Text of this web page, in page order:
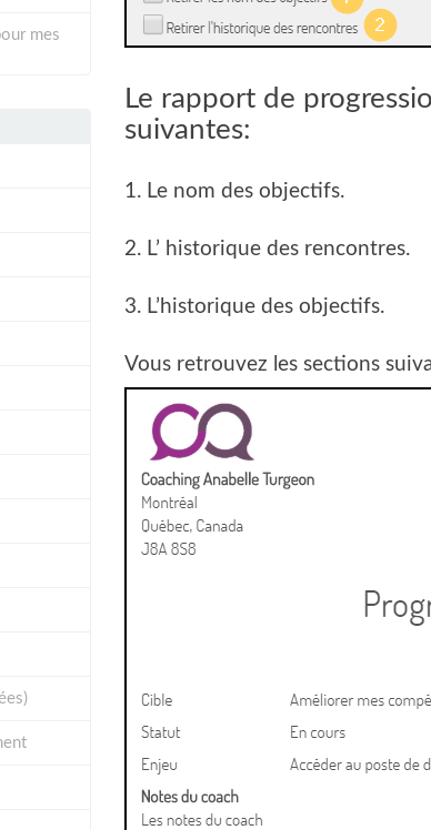
mes
Le rapport de
suivantes:
1. Le nom des objectifs.
2. L’ historique des rencontres.
3. L’historique des objectifs.
Vous retrouvez les sections